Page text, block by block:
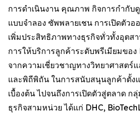
การดำเนินงาน คุณภาพ กิจการกำกับ
แบบจำลอง ซัพพลายเชน การเปิดตัวอ
เพิ่มประสิทธิภาพทางธุรกิจทั่วทั้งอุตส
การให้บริการลูกค้าระดับพรีเมียมขอ
จากความเชี่ยวชาญทางวิทยาศาสตร์
และพิถีพิถัน ในการสนับสนุนลูกค้าตั้
เบื้องต้น ไปจนถึงการเปิดตัวสู่ตลาด ก
ธุรกิจสามหน่วย ได้แก่ DHC,